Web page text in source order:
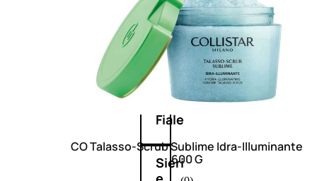
Maschere
Lozioni
Fiale
Sieri
CO Talasso-Scrub Sublime Idra-Illuminante
600 G